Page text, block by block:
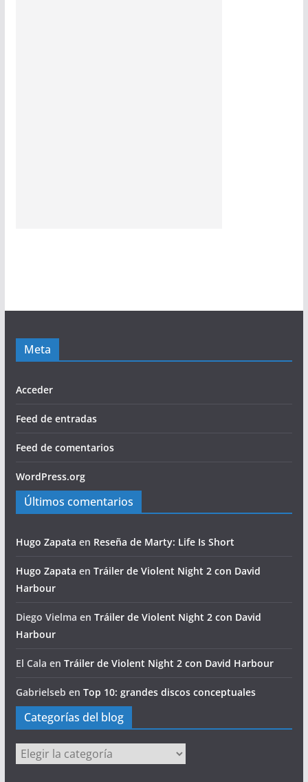
Meta
Acceder
Feed de entradas
Feed de comentarios
WordPress.org
Últimos comentarios
Hugo Zapata en Reseña de Marty: Life Is Short
Hugo Zapata en Tráiler de Violent Night 2 con David
Harbour
Diego Vielma en Tráiler de Violent Night 2 con David
Harbour
El Cala en Tráiler de Violent Night 2 con David Harbour
Gabrielseb en Top 10: grandes discos conceptuales
Categorías del blog
Categorías
del